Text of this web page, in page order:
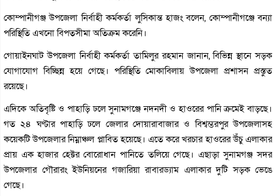
কোম্পানীগঞ্জ উপজেলা নির্বাহী কর্মকর্তা লুসিকান্ত হাজং বলেন, কোম্পানীগঞ্জে বন্যা
পরিস্থিতি এখনো বিপত্সীমা অতিক্রম করেনি।
গোয়াইনঘাট উপজেলা নির্বাহী কর্মকর্তা তামিলুর রহমান জানান, বিভিন্ন স্থানে সড়ক
যোগাযোগ বিচ্ছিন্ন হয়ে গেছে। পরিস্থিতি মোকাবিলায় উপজেলা প্রশাসন প্রস্তুত
রয়েছে।
এদিকে অতিবৃষ্টি ও পাহাড়ি ঢলে সুনামগঞ্জে নদনদী ও হাওরের পানি ক্রমেই বাড়ছে।
গত ২৪ ঘণ্টার পাহাড়ি ঢলে জেলার দোয়ারাবাজার ও বিশ্বম্ভরপুর উপজেলাসহ
কয়েকটি উপজেলার নিম্নাঞ্চল প্লাবিত হয়েছে। এতে করে খরচার হাওরের উঁচু এলাকার
প্রায় এক হাজার হেক্টর বোরোধান পানিতে তলিয়ে গেছে। এছাড়া সুনামগঞ্জ সদর
উপজেলার গৌরারং ইউনিয়নের গজারিয়া রাবারড্যাম এলাকার দুটি সড়ক ভেঙে
গেছে।